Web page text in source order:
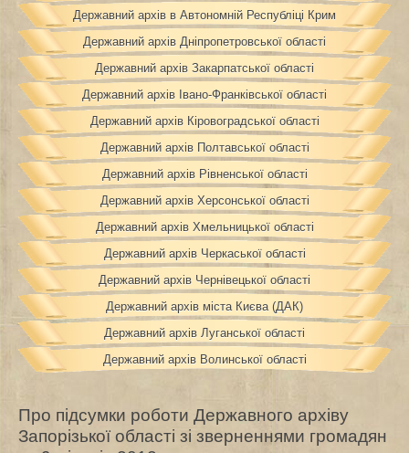
Державний архів в Автономній Республіці Крим
Державний архів Дніпропетровської області
Державний архів Закарпатської області
Державний архів Івано-Франківської області
Державний архів Кіровоградської області
Державний архів Полтавської області
Державний архів Рівненської області
Державний архів Херсонської області
Державний архів Хмельницької області
Державний архів Черкаської області
Державний архів Чернівецької області
Державний архів міста Києва (ДАК)
Державний архів Луганської області
Державний архів Волинської області
Про підсумки роботи Державного архіву
Запорізької області зі зверненнями громадян